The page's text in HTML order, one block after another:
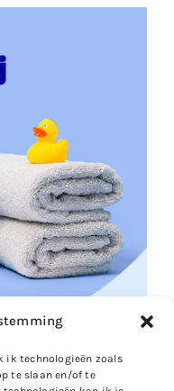
ik technologieën zoals
te slaan en/of te